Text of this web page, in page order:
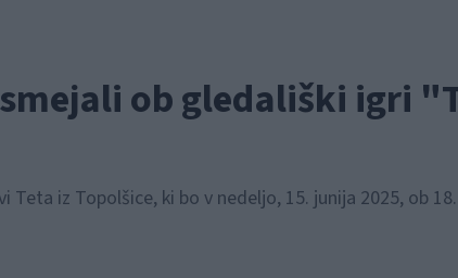
ob gledališki igri
iz Topolšice, ki bo v nedeljo, 15. junija 2025, ob